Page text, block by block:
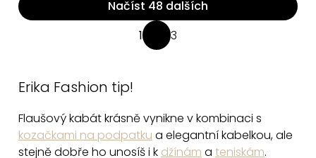
O
v
a
c
Načíst 48 dalších
k
o
1 3
Erika Fashion tip!
Flaušový kabát krásně vynikne v kombinaci s
kozačkami na podpatku a elegantní kabelkou, ale
stejně dobře ho unosíš i k džínám a teniskám.